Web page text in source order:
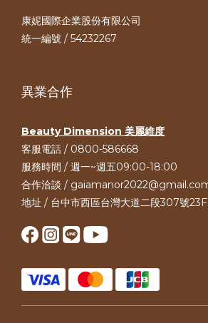
康妮國際企業股份有限公司
統一編號 / 54232267
異業合作
Beauty Dimension 美麗維度
客服電話 / 0800-586668
服務時間 / 週一~週五09:00-18:00
合作洽談 /
地址 / 台中市西區台灣大道二段307號